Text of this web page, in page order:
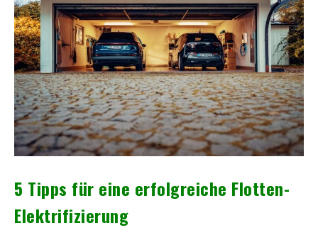
5 Tipps für eine erfolgreiche Flotten-
Elektrifizierung